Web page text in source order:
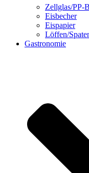
Zellglas/PP-
Eisbecher
Eispapier
Löffen/
Gastronomie